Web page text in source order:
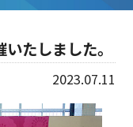
たしました。
2023.07.11